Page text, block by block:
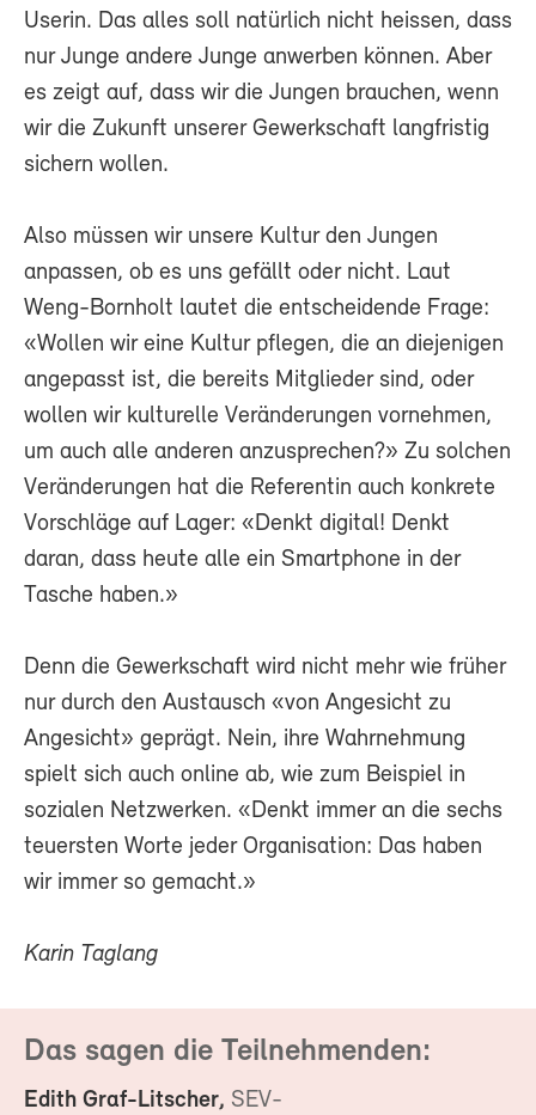
Userin. Das alles soll natürlich nicht heissen, dass
nur Junge andere Junge anwerben können. Aber
es zeigt auf, dass wir die Jungen brauchen, wenn
wir die Zukunft unserer Gewerkschaft langfristig
sichern wollen.
Also müssen wir unsere Kultur den Jungen
anpassen, ob es uns gefällt oder nicht. Laut
Weng-Bornholt lautet die entscheidende Frage:
«Wollen wir eine Kultur pflegen, die an diejenigen
angepasst ist, die bereits Mitglieder sind, oder
wollen wir kulturelle Veränderungen vornehmen,
um auch alle anderen anzusprechen?» Zu solchen
Veränderungen hat die Referentin auch konkrete
Vorschläge auf Lager: «Denkt digital! Denkt
daran, dass heute alle ein Smartphone in der
Tasche haben.»
Denn die Gewerkschaft wird nicht mehr wie früher
nur durch den Austausch «von Angesicht zu
Angesicht» geprägt. Nein, ihre Wahrnehmung
spielt sich auch online ab, wie zum Beispiel in
sozialen Netzwerken. «Denkt immer an die sechs
teuersten Worte jeder Organisation: Das haben
wir immer so gemacht.»
Karin Taglang
Das sagen die Teilnehmenden:
Edith Graf-Litscher, SEV-